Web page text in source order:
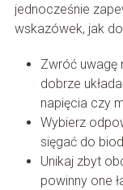
jednocześnie
wskazówek, jak
Zwróć uwagę
dobrze
napięcia czy
Wybierz
sięgać do
Unikaj zbyt
powinny one